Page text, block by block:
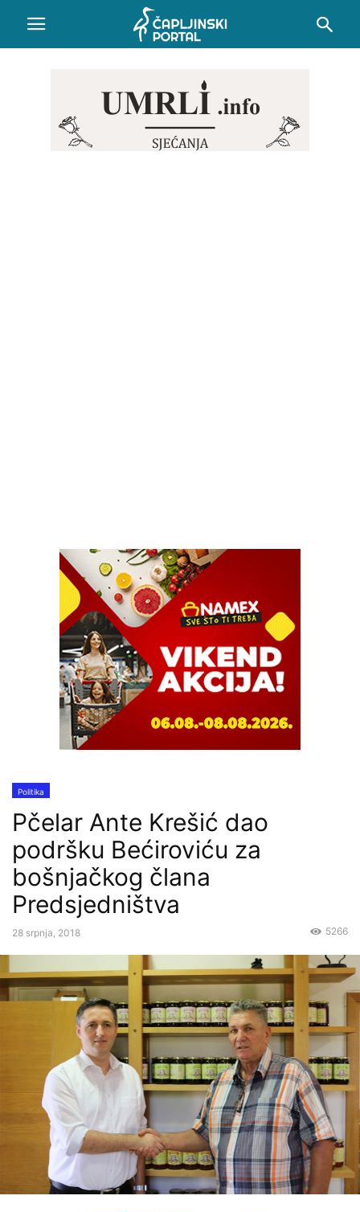
Politika
Pčelar Ante Krešić dao
podršku Bećiroviću za
bošnjačkog člana
Predsjedništva
28 srpnja, 2018 5266